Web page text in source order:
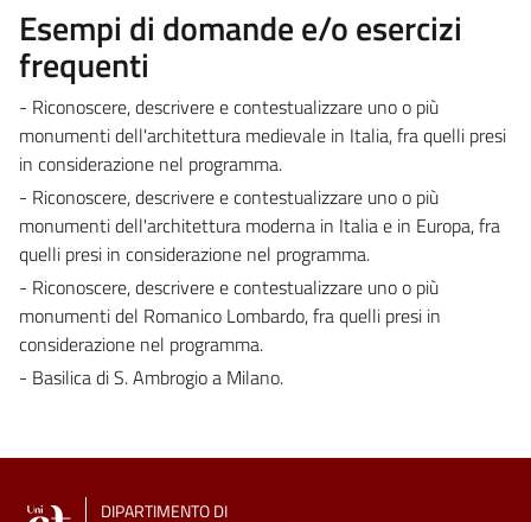
Esempi di domande e/o esercizi
frequenti
- Riconoscere, descrivere e contestualizzare uno o più
monumenti dell'architettura medievale in Italia, fra quelli presi
in considerazione nel programma.
- Riconoscere, descrivere e contestualizzare uno o più
monumenti dell'architettura moderna in Italia e in Europa, fra
quelli presi in considerazione nel programma.
- Riconoscere, descrivere e contestualizzare uno o più
monumenti del Romanico Lombardo, fra quelli presi in
considerazione nel programma.
- Basilica di S. Ambrogio a Milano.
DIPARTIMENTO DI